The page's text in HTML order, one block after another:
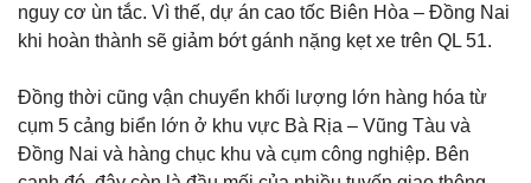
nguy cơ ùn tắc. Vì thế, dự án cao tốc Biên Hòa – Đồng Nai
khi hoàn thành sẽ giảm bớt gánh nặng kẹt xe trên QL 51.
Đồng thời cũng vận chuyển khối lượng lớn hàng hóa từ
cụm 5 cảng biển lớn ở khu vực Bà Rịa – Vũng Tàu và
Đồng Nai và hàng chục khu và cụm công nghiệp. Bên